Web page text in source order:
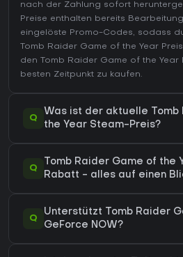
nach der Zahlung sofort
Preise enthalten bereits
eingelöste Promo-Codes, sodass
Tomb Raider Game of the Year
den
Tomb Raider Game of the Year
besten Zeitpunkt zu kaufen.
Q
Was ist der aktuelle Tomb
the Year Steam-Preis?
Q
Tomb Raider Game of the
Rabatt - alles auf einen
Q
Unterstützt Tomb Raider
GeForce NOW?